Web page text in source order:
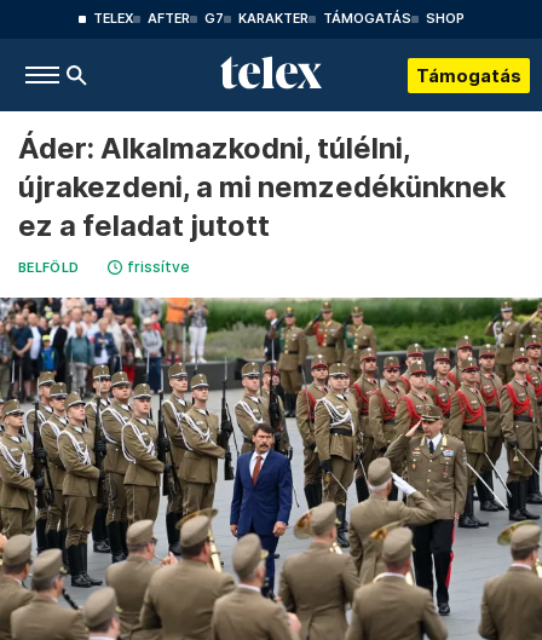
TELEX AFTER G7 KARAKTER TÁMOGATÁS SHOP
Támogatás
Áder: Alkalmazkodni, túlélni,
újrakezdeni, a mi nemzedékünknek
ez a feladat jutott
BELFÖLD frissítve